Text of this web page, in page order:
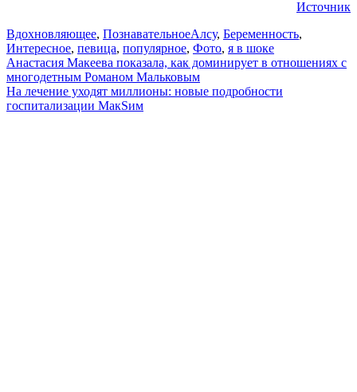
Источник
Вдохновляющее, ПознавательноеАлсу, Беременность,
Интересное, певица, популярное, Фото, я в шоке
Навигация
по
записям
Анастасия Макеева показала, как доминирует в отношениях с
многодетным Романом Мальковым
На лечение уходят миллионы: новые подробности
госпитализации MакSим